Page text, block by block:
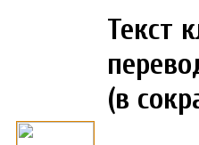
Текст
(в